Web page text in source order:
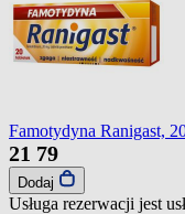
Famotydyna Ranigast,
21 79
Dodaj
Usługa rezerwacji jest